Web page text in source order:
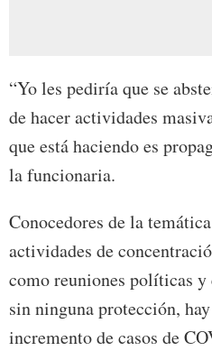
“Yo les pediría que se
de hacer actividades
que está haciendo es
la funcionaria.
Conocedores de la
actividades de
como reuniones políticas y
sin ninguna protección,
incremento de casos de